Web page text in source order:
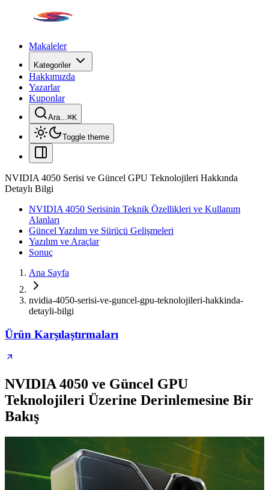
Makaleler
Kategoriler
Hakkımızda
Yazarlar
Kuponlar
Ara...⌘K
Toggle theme
NVIDIA 4050 Serisi ve Güncel GPU Teknolojileri Hakkında
Detaylı Bilgi
NVIDIA 4050 Serisinin Teknik Özellikleri ve Kullanım
Alanları
Güncel Yazılım ve Sürücü Gelişmeleri
Yazılım ve Araçlar
Sonuç
Ana Sayfa
nvidia-4050-serisi-ve-guncel-gpu-teknolojileri-hakkinda-
detayli-bilgi
Ürün Karşılaştırmaları
NVIDIA 4050 ve Güncel GPU
Teknolojileri Üzerine Derinlemesine Bir
Bakış